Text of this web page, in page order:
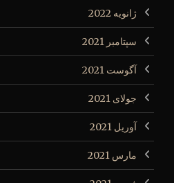
ژانویه 2022
سپتامبر 2021
آگوست 2021
جولای 2021
آوریل 2021
مارس 2021